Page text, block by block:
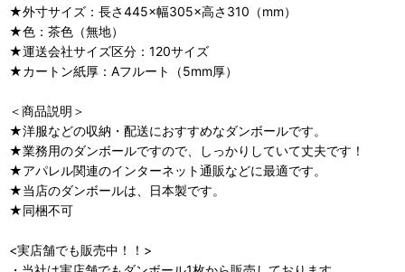
★外寸サイズ：長さ445×幅305×高さ310（mm）
★色：茶色（無地）
★運送会社サイズ区分：120サイズ
★カートン紙厚：Aフルート（5mm厚）
＜商品説明＞
★洋服などの収納・配送におすすめなダンボールです。
★業務用のダンボールですので、しっかりしていて丈夫です！
★アパレル関連のインターネット通販などに最適です。
★当店のダンボールは、日本製です。
★同梱不可
<実店舗でも販売中！！>